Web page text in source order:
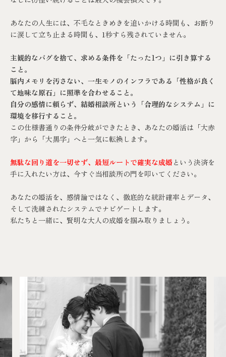
あなたの人生には、不毛なときめきを追いかける時間も、お断り
に涙して立ち止まる時間も、1秒すら残されていません。
主観的なバグを捨て、求める条件を「たった1つ」に引き算する
こと。
脳内メモリを汚さない、一生モノのインフラである「性格が良く
て地味な原石」に照準を合わせること。
自分の感情に頼らず、結婚相談所という「合理的なシステム」に
環境を移行すること。
この仕様書通りの条件分岐ができたとき、あなたの婚活は「大赤
字」から「大黒字」へと一気に転換します。
無駄な回り道を一切せず、最短ルートで確実な成婚 という決済を
手に入れたい方は、今すぐ当相談所の門を叩いてください。
あなたの婚活を、感情論ではなく、徹底的な統計確率とデータ、
そして洗練されたシステムでナビゲートします。
私たちと一緒に、賢明な大人の成婚を掴み取りましょう。